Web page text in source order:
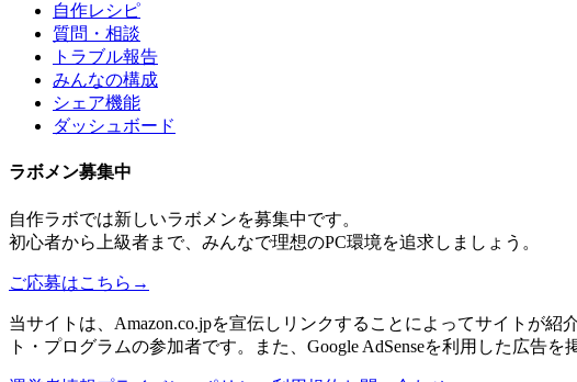
自作レシピ
質問・相談
トラブル報告
みんなの構成
シェア機能
ダッシュボード
ラボメン募集中
自作ラボでは新しいラボメンを募集中です。
初心者から上級者まで、みんなで理想のPC環境を追求しましょう。
ご応募はこちら →
当サイトは、Amazon.co.jpを宣伝しリンクすることによってサイトが
ト・プログラムの参加者です。また、Google AdSenseを利用した広告を